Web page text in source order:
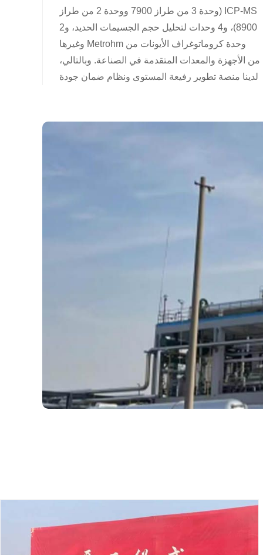
ICP-MS (وحدة 3 من طراز 7900 ووحدة 2 من طراز
8900)، و4 وحدات لتحليل حجم الجسيمات الحديد، و2
وحدة كروماتوغراف الأيونات من Metrohm وغيرها
من الأجهزة والمعدات المتقدمة في الصناعة. وبالتالي،
لدينا منصة تطوير رفيعة المستوى ونظام ضمان جودة